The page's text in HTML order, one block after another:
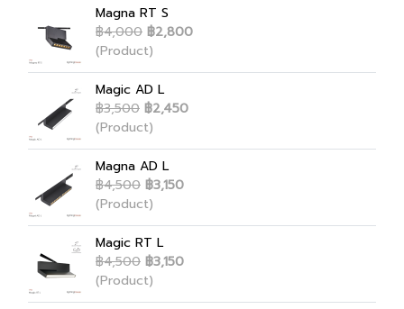
Magna RT S
฿4,000 ฿2,800
(Product)
Magic AD L
฿3,500 ฿2,450
(Product)
Magna AD L
฿4,500 ฿3,150
(Product)
Magic RT L
฿4,500 ฿3,150
(Product)